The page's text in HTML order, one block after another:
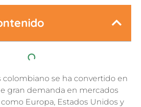
colombiano se ha convertido en
gran demanda en mercados
Europa, Estados Unidos y